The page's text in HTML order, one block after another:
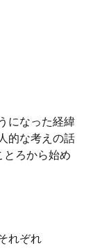
になった経緯
的な考えの話
とろから始め
れぞれ